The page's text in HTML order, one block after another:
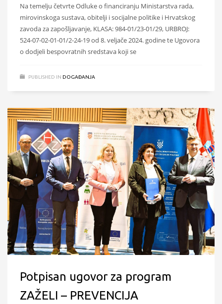
Na temelju četvrte Odluke o financiranju Ministarstva rada,
mirovinskoga sustava, obitelji i socijalne politike i Hrvatskog
zavoda za zapošljavanje, KLASA: 984-01/23-01/29, URBROJ:
524-07-02-01-01/2-24-19 od 8. veljače 2024. godine te Ugovora
o dodjeli bespovratnih sredstava koji se
PUBLISHED IN DOGAĐANJA
Potpisan ugovor za program
ZAŽELI – PREVENCIJA